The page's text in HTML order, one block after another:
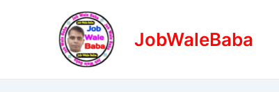
JobWaleBaba
navigation